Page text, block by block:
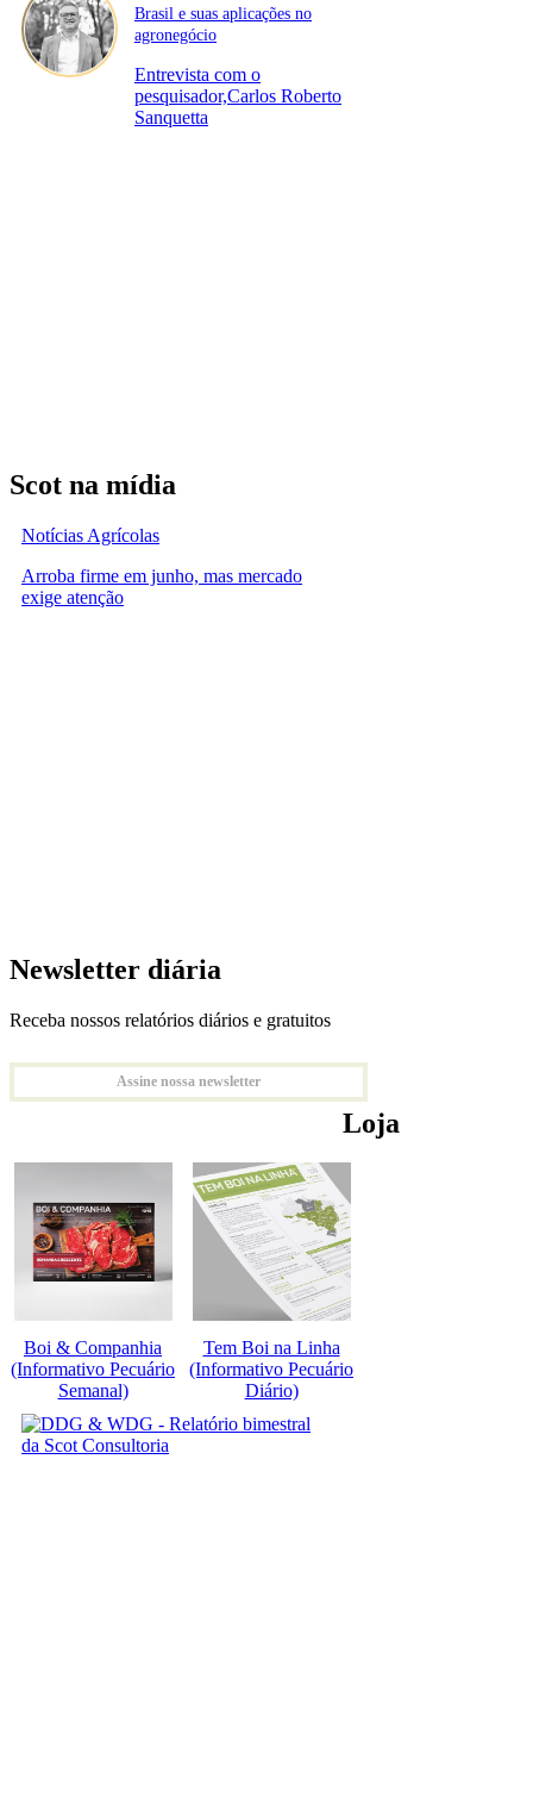
Brasil e suas aplicações no
agronegócio
Entrevista com o
pesquisador,Carlos Roberto
Sanquetta
Scot na mídia
Notícias Agrícolas
Arroba firme em junho, mas mercado
exige atenção
Newsletter diária
Receba nossos relatórios diários e gratuitos
Assine nossa newsletter
Loja
Boi & Companhia
(Informativo Pecuário
Semanal)
Tem Boi na Linha
(Informativo Pecuário
Diário)